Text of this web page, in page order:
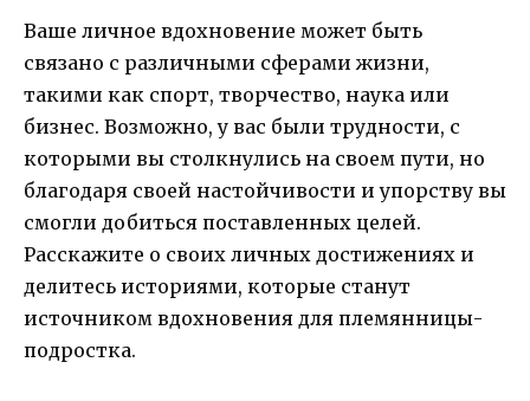
Ваше личное вдохновение может быть
связано с различными сферами жизни,
такими как спорт, творчество, наука или
бизнес. Возможно, у вас были трудности, с
которыми вы столкнулись на своем пути, но
благодаря своей настойчивости и упорству вы
смогли добиться поставленных целей.
Расскажите о своих личных достижениях и
делитесь историями, которые станут
источником вдохновения для племянницы-
подростка.